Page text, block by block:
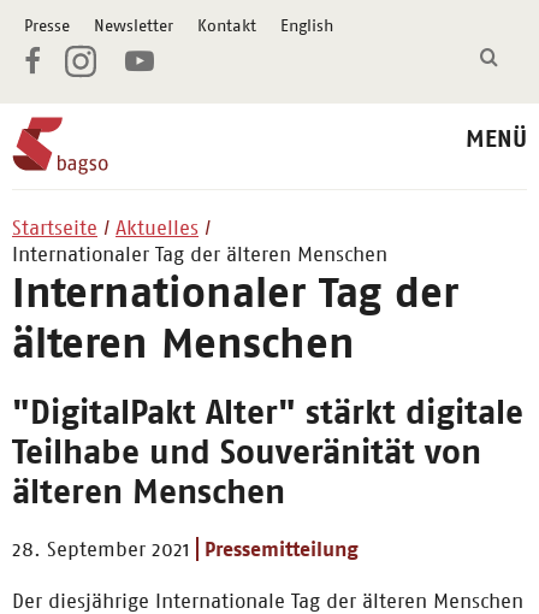
Presse Newsletter Kontakt English
MENÜ
Startseite
Aktuelles
Internationaler Tag der älteren Menschen
Internationaler Tag der
älteren Menschen
"DigitalPakt Alter" stärkt digitale
Teilhabe und Souveränität von
älteren Menschen
28. September 2021 Pressemitteilung
Der diesjährige Internationale Tag der älteren Menschen